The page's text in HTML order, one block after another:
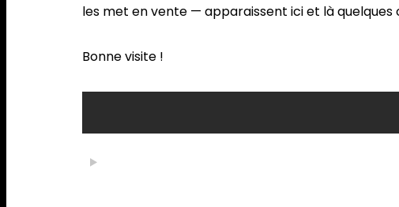
les met en vente — apparaissent ici et là quelques
Bonne visite !